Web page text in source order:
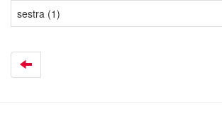
sestra (1)